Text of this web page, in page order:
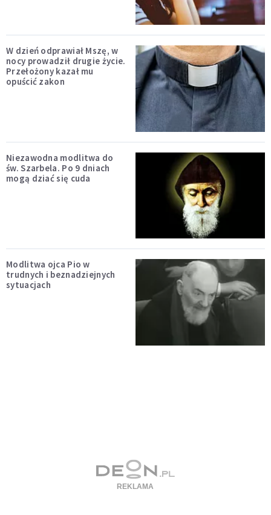
W dzień odprawiał Mszę, w
nocy prowadził drugie życie.
Przełożony kazał mu
opuścić zakon
Niezawodna modlitwa do
św. Szarbela. Po 9 dniach
mogą dziać się cuda
Modlitwa ojca Pio w
trudnych i beznadziejnych
sytuacjach